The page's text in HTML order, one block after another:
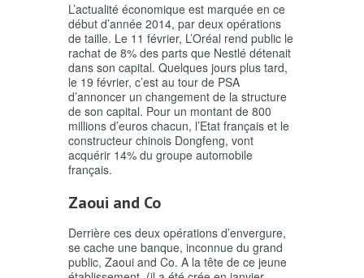
L’actualité économique est marquée en ce
début d’année 2014, par deux opérations
de taille. Le 11 février, L’Oréal rend public le
rachat de 8% des parts que Nestlé détenait
dans son capital. Quelques jours plus tard,
le 19 février, c’est au tour de PSA
d’annoncer un changement de la structure
de son capital. Pour un montant de 800
millions d’euros chacun, l’Etat français et le
constructeur chinois Dongfeng, vont
acquérir 14% du groupe automobile
français.
Zaoui and Co
Derrière ces deux opérations d’envergure,
se cache une banque, inconnue du grand
public, Zaoui and Co. A la tête de ce jeune